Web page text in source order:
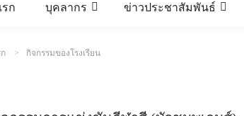
ก บุคลากร ข่าวประชาสัมพันธ์
กิจกรรมของโรงเรียน